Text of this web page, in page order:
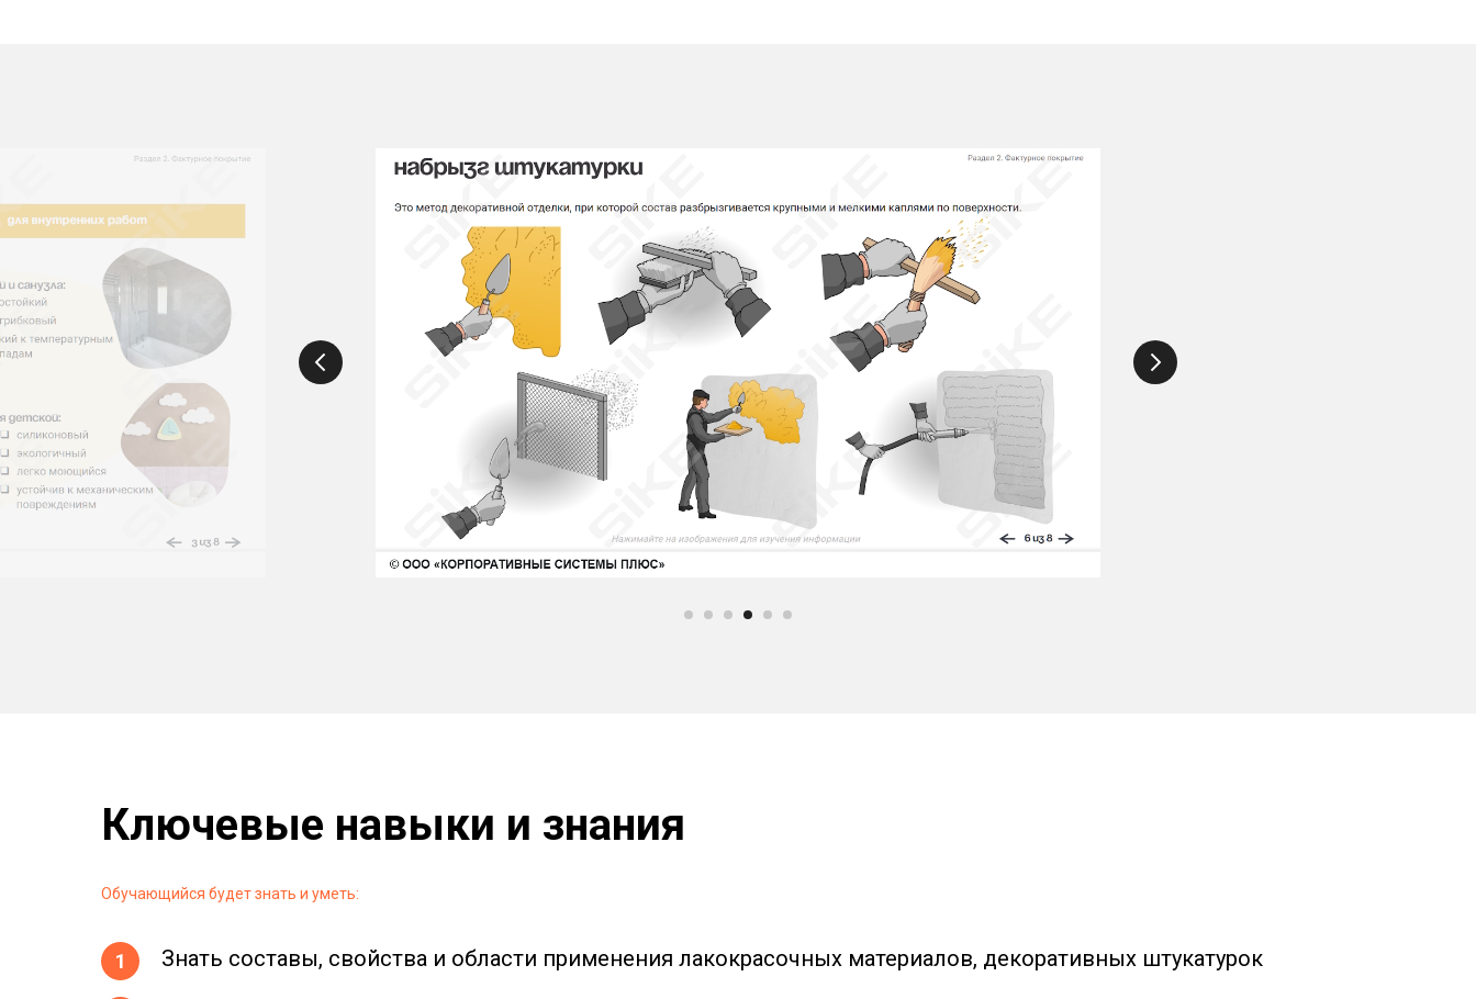
Ключевые навыки и знания
Обучающийся будет знать и уметь:
Знать составы, свойства и области применения лакокрасочных материалов, декоративных штукатурок